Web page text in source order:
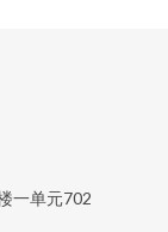
一单元702